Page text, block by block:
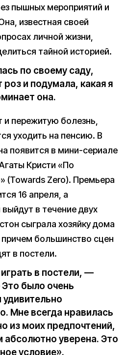
пышных мероприятий и
известная своей
личной жизни,
тайной историей.
по своему саду,
роз и подумала, какая я
она.
и пережитую болезнь,
уходить на пенсию. В
появится в мини-сериале
Кристи «По
(Towards Zero). Премьера
16 апреля, а
в течение двух
сыграла хозяйку дома
большинство сцен
в постели.
в постели, —
было очень
Мне всегда нравилась
из моих предпочтений,
абсолютно уверена. Это
условие».